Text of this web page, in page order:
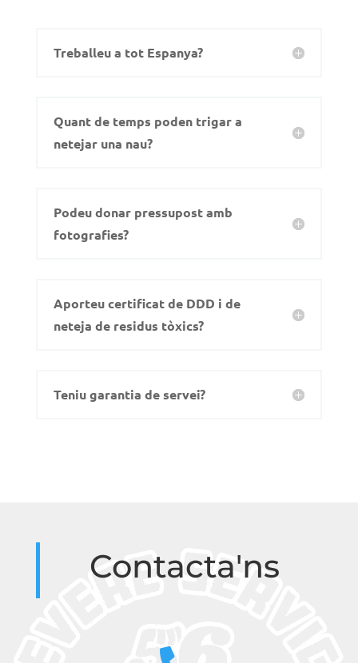
Treballeu a tot Espanya?
Quant de temps poden trigar a
netejar una nau?
Podeu donar pressupost amb
fotografies?
Aporteu certificat de DDD i de
neteja de residus tòxics?
Teniu garantia de servei?
Contacta'ns